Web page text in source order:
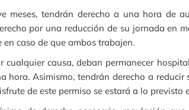
meses, tendrán derecho a una hora de
por una reducción de su jornada en
caso de que ambos trabajen.
causa, deban permanecer
hora. Asimismo, tendrán derecho a
de este permiso se estará a lo previsto